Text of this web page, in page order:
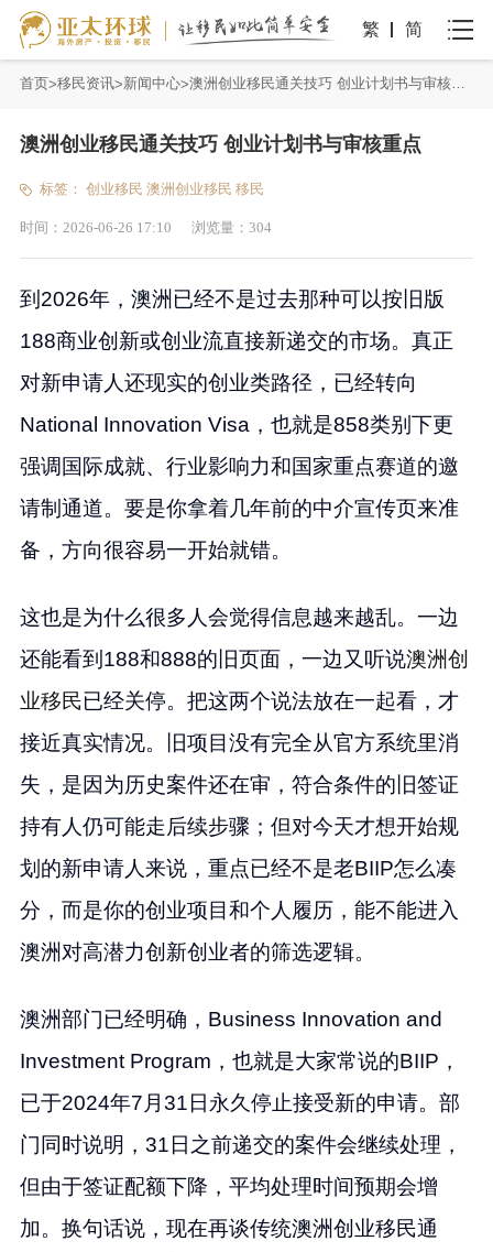
繁 简
首页 移民资讯 新闻中心 澳洲创业移民通关技巧 创业计划书与审核重点
澳洲创业移民通关技巧 创业计划书与审核重点
标签： 创业移民 澳洲创业移民 移民
时间： 2026-06-26 17:10 浏览量： 304
到2026年，澳洲已经不是过去那种可以按旧版
188商业创新或创业流直接新递交的市场。真正
对新申请人还现实的创业类路径，已经转向
National Innovation Visa，也就是858类别下更
强调国际成就、行业影响力和国家重点赛道的邀
请制通道。要是你拿着几年前的中介宣传页来准
备，方向很容易一开始就错。
这也是为什么很多人会觉得信息越来越乱。一边
还能看到188和888的旧页面，一边又听说澳洲创
业移民已经关停。把这两个说法放在一起看，才
接近真实情况。旧项目没有完全从官方系统里消
失，是因为历史案件还在审，符合条件的旧签证
持有人仍可能走后续步骤；但对今天才想开始规
划的新申请人来说，重点已经不是老BIIP怎么凑
分，而是你的创业项目和个人履历，能不能进入
澳洲对高潜力创新创业者的筛选逻辑。
澳洲部门已经明确，Business Innovation and
Investment Program，也就是大家常说的BIIP，
已于2024年7月31日永久停止接受新的申请。部
门同时说明，31日之前递交的案件会继续处理，
但由于签证配额下降，平均处理时间预期会增
加。换句话说，现在再谈传统澳洲创业移民通